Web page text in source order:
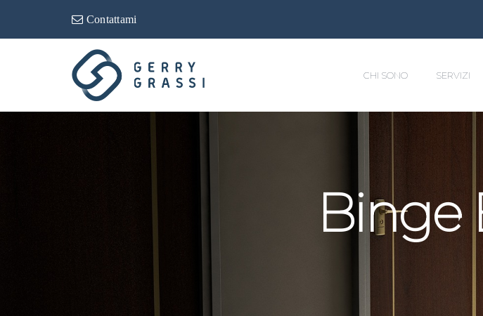
Contattami
CHI SONO SERVIZI
Binge